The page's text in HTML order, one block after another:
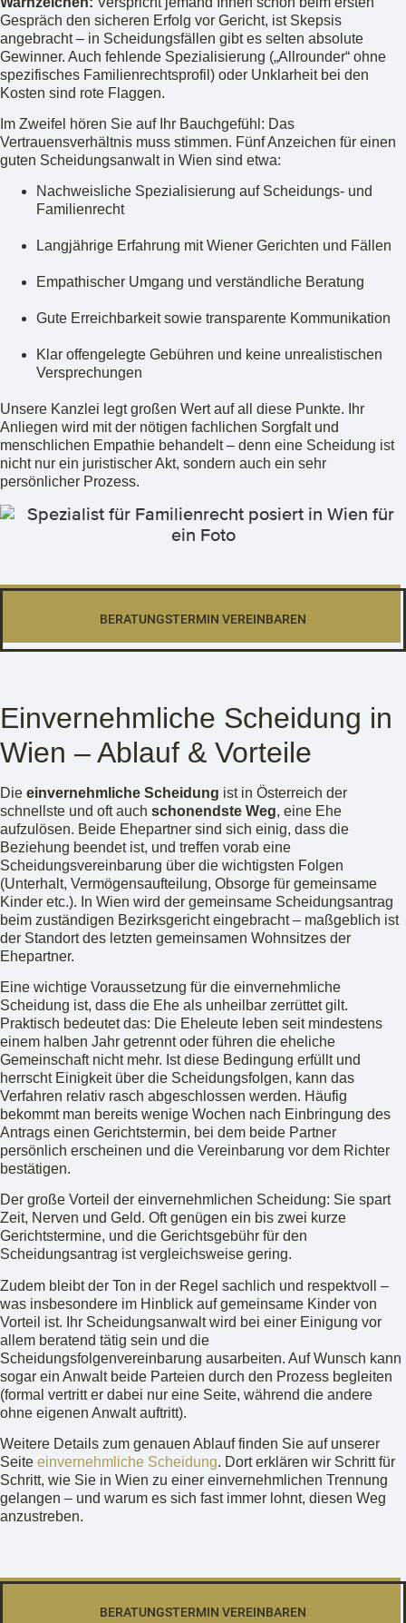
Gespräch den sicheren Erfolg vor Gericht, ist Skepsis
angebracht – in Scheidungsfällen gibt es selten absolute
Gewinner. Auch fehlende Spezialisierung („Allrounder“ ohne
spezifisches Familienrechtsprofil) oder Unklarheit bei den
Kosten sind rote Flaggen.
Im Zweifel hören Sie auf Ihr Bauchgefühl: Das
Vertrauensverhältnis muss stimmen. Fünf Anzeichen für einen
guten Scheidungsanwalt in Wien sind etwa:
Nachweisliche Spezialisierung auf Scheidungs- und
Familienrecht
Langjährige Erfahrung mit Wiener Gerichten und Fällen
Empathischer Umgang und verständliche Beratung
Gute Erreichbarkeit sowie transparente Kommunikation
Klar offengelegte Gebühren und keine unrealistischen
Versprechungen
Unsere Kanzlei legt großen Wert auf all diese Punkte. Ihr
Anliegen wird mit der nötigen fachlichen Sorgfalt und
menschlichen Empathie behandelt – denn eine Scheidung ist
nicht nur ein juristischer Akt, sondern auch ein sehr
persönlicher Prozess.
BERATUNGSTERMIN VEREINBAREN
Einvernehmliche Scheidung in
Wien – Ablauf & Vorteile
Die einvernehmliche Scheidung ist in Österreich der
schnellste und oft auch schonendste Weg, eine Ehe
aufzulösen. Beide Ehepartner sind sich einig, dass die
Beziehung beendet ist, und treffen vorab eine
Scheidungsvereinbarung über die wichtigsten Folgen
(Unterhalt, Vermögensaufteilung, Obsorge für gemeinsame
Kinder etc.). In Wien wird der gemeinsame Scheidungsantrag
beim zuständigen Bezirksgericht eingebracht – maßgeblich ist
der Standort des letzten gemeinsamen Wohnsitzes der
Ehepartner.
Eine wichtige Voraussetzung für die einvernehmliche
Scheidung ist, dass die Ehe als unheilbar zerrüttet gilt.
Praktisch bedeutet das: Die Eheleute leben seit mindestens
einem halben Jahr getrennt oder führen die eheliche
Gemeinschaft nicht mehr. Ist diese Bedingung erfüllt und
herrscht Einigkeit über die Scheidungsfolgen, kann das
Verfahren relativ rasch abgeschlossen werden. Häufig
bekommt man bereits wenige Wochen nach Einbringung des
Antrags einen Gerichtstermin, bei dem beide Partner
persönlich erscheinen und die Vereinbarung vor dem Richter
bestätigen.
Der große Vorteil der einvernehmlichen Scheidung: Sie spart
Zeit, Nerven und Geld. Oft genügen ein bis zwei kurze
Gerichtstermine, und die Gerichtsgebühr für den
Scheidungsantrag ist vergleichsweise gering.
Zudem bleibt der Ton in der Regel sachlich und respektvoll –
was insbesondere im Hinblick auf gemeinsame Kinder von
Vorteil ist. Ihr Scheidungsanwalt wird bei einer Einigung vor
allem beratend tätig sein und die
Scheidungsfolgenvereinbarung ausarbeiten. Auf Wunsch kann
sogar ein Anwalt beide Parteien durch den Prozess begleiten
(formal vertritt er dabei nur eine Seite, während die andere
ohne eigenen Anwalt auftritt).
Weitere Details zum genauen Ablauf finden Sie auf unserer
Seite einvernehmliche Scheidung. Dort erklären wir Schritt für
Schritt, wie Sie in Wien zu einer einvernehmlichen Trennung
gelangen – und warum es sich fast immer lohnt, diesen Weg
anzustreben.
BERATUNGSTERMIN VEREINBAREN